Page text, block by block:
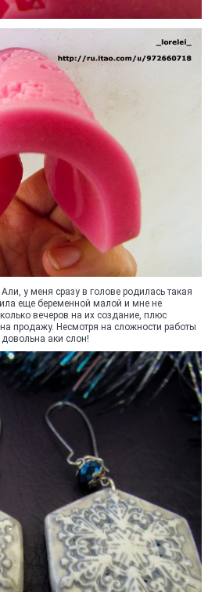
у меня сразу в голове родилась такая
еще беременной малой и мне не
вечеров на их создание, плюс
продажу. Несмотря на сложности работы
аки слон!